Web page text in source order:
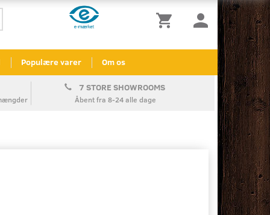
Populære varer Om os
7 STORE SHOWROOMS
Åbent fra 8-24 alle dage